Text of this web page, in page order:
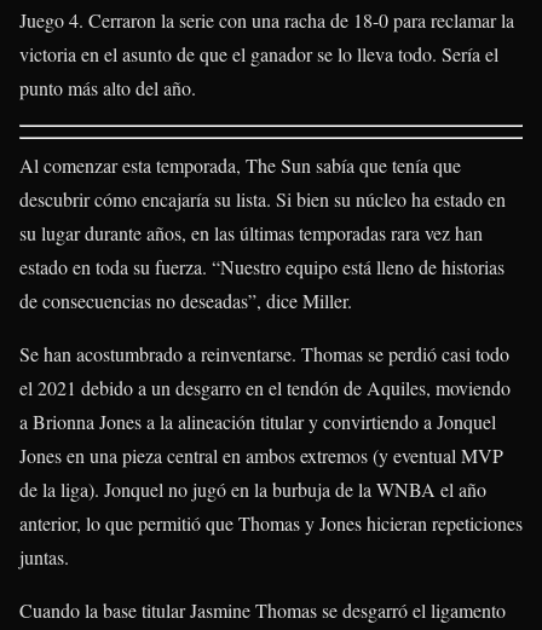
Juego 4. Cerraron la serie con una racha de 18-0 para reclamar la
victoria en el asunto de que el ganador se lo lleva todo. Sería el
punto más alto del año.
Al comenzar esta temporada, The Sun sabía que tenía que
descubrir cómo encajaría su lista. Si bien su núcleo ha estado en
su lugar durante años, en las últimas temporadas rara vez han
estado en toda su fuerza. “Nuestro equipo está lleno de historias
de consecuencias no deseadas”, dice Miller.
Se han acostumbrado a reinventarse. Thomas se perdió casi todo
el 2021 debido a un desgarro en el tendón de Aquiles, moviendo
a Brionna Jones a la alineación titular y convirtiendo a Jonquel
Jones en una pieza central en ambos extremos (y eventual MVP
de la liga). Jonquel no jugó en la burbuja de la WNBA el año
anterior, lo que permitió que Thomas y Jones hicieran repeticiones
juntas.
Cuando la base titular Jasmine Thomas se desgarró el ligamento